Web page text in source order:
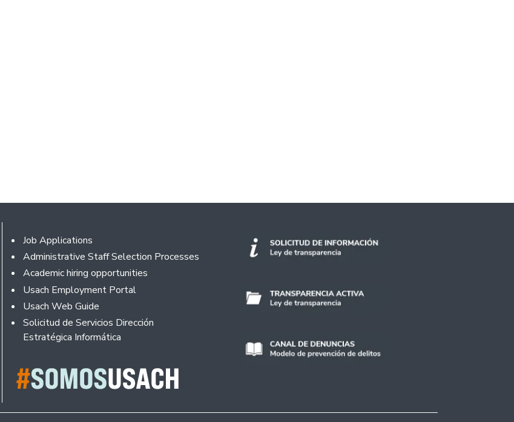
Footer
Job Applications
Administrative Staff Selection Processes
Academic hiring opportunities
Usach Employment Portal
Usach Web Guide
Solicitud de Servicios Dirección
Estratégica Informática